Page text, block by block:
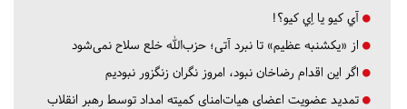
آي كيو يا اِي كيو؟!
از «یکشنبه عظیم» تا نبرد آتی؛ حزب‌الله خلع سلاح نمی‌شود
اگر این اقدام رضاخان نبود، امروز نگران زنگزور نبودیم
تمدید عضویت اعضای هیات‌امنای کمیته امداد توسط رهبر انقلاب